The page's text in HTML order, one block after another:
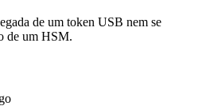
de um token USB nem se
de um HSM.